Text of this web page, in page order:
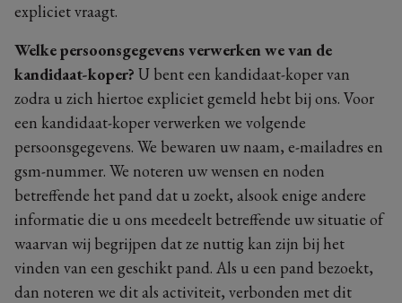
expliciet vraagt.
Welke persoonsgegevens verwerken we van de
kandidaat-koper? U bent een kandidaat-koper van
zodra u zich hiertoe expliciet gemeld hebt bij ons. Voor
een kandidaat-koper verwerken we volgende
persoonsgegevens. We bewaren uw naam, e-mailadres en
gsm-nummer. We noteren uw wensen en noden
betreffende het pand dat u zoekt, alsook enige andere
informatie die u ons meedeelt betreffende uw situatie of
waarvan wij begrijpen dat ze nuttig kan zijn bij het
vinden van een geschikt pand. Als u een pand bezoekt,
dan noteren we dit als activiteit, verbonden met dit